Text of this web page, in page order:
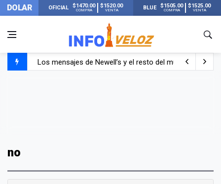
DOLAR OFICIAL $1470.00
COMPRA
$1520.00
VENTA BLUE $1505.00
COMPRA
$1525.00
VENTA
Los mensajes de Newell’s y el resto del mundo del
no